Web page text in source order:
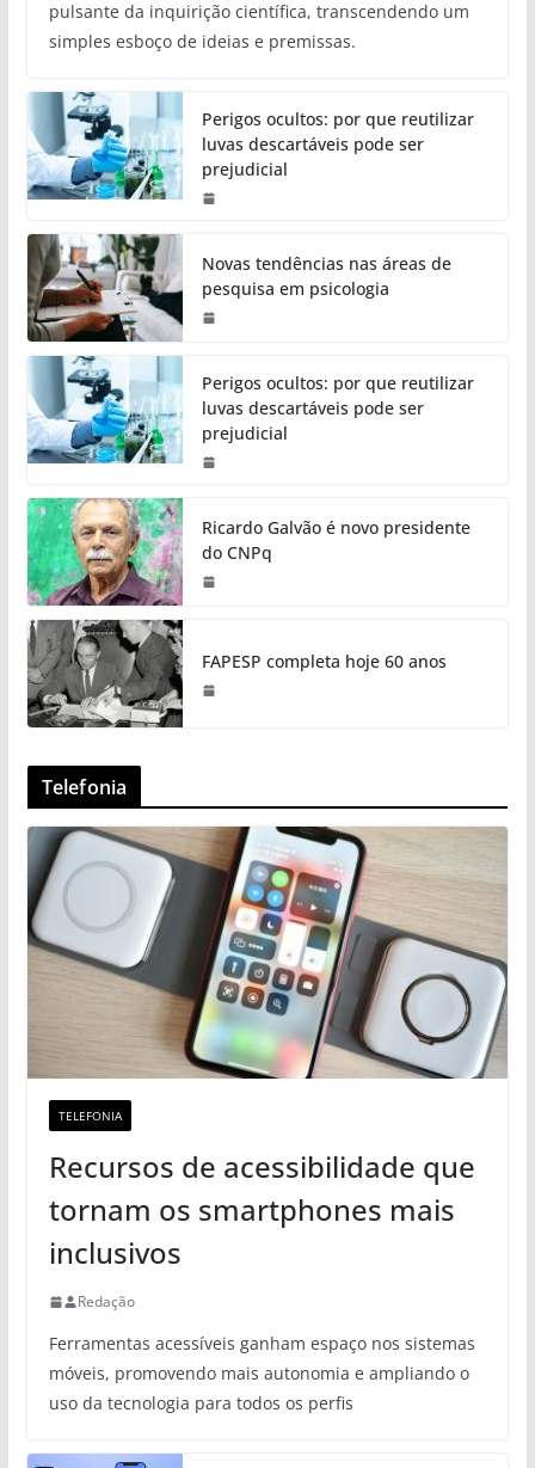
pulsante da inquirição científica, transcendendo um
simples esboço de ideias e premissas.
Perigos ocultos: por que reutilizar
luvas descartáveis pode ser
prejudicial
Novas tendências nas áreas de
pesquisa em psicologia
Perigos ocultos: por que reutilizar
luvas descartáveis pode ser
prejudicial
Ricardo Galvão é novo presidente
do CNPq
FAPESP completa hoje 60 anos
Telefonia
TELEFONIA
Recursos de acessibilidade que
tornam os smartphones mais
inclusivos
Redação
Ferramentas acessíveis ganham espaço nos sistemas
móveis, promovendo mais autonomia e ampliando o
uso da tecnologia para todos os perfis